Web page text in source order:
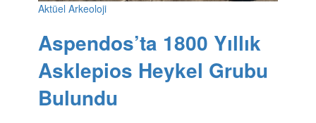
Aktüel Arkeoloji
Aspendos’ta 1800 Yıllık
Asklepios Heykel Grubu
Bulundu